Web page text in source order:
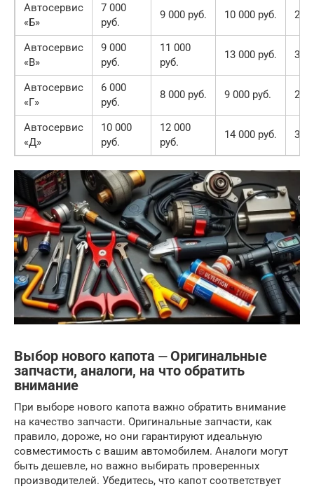
Автосервис
«Б»
7 000
руб.
9 000 руб. 10 000 руб. 26
Автосервис
«В»
9 000
руб.
11 000
руб.
13 000 руб. 33
Автосервис
«Г»
6 000
руб.
8 000 руб. 9 000 руб. 23
Автосервис
«Д»
10 000
руб.
12 000
руб.
14 000 руб. 36
Выбор нового капота ⏤ Оригинальные
запчасти, аналоги, на что обратить
внимание
При выборе нового капота важно обратить внимание
на качество запчасти. Оригинальные запчасти, как
правило, дороже, но они гарантируют идеальную
совместимость с вашим автомобилем. Аналоги могут
быть дешевле, но важно выбирать проверенных
производителей. Убедитесь, что капот соответствует